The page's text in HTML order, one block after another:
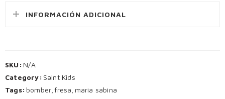
INFORMACIÓN ADICIONAL
SKU: N/A
Category: Saint Kids
Tags: bomber fresa maria sabina